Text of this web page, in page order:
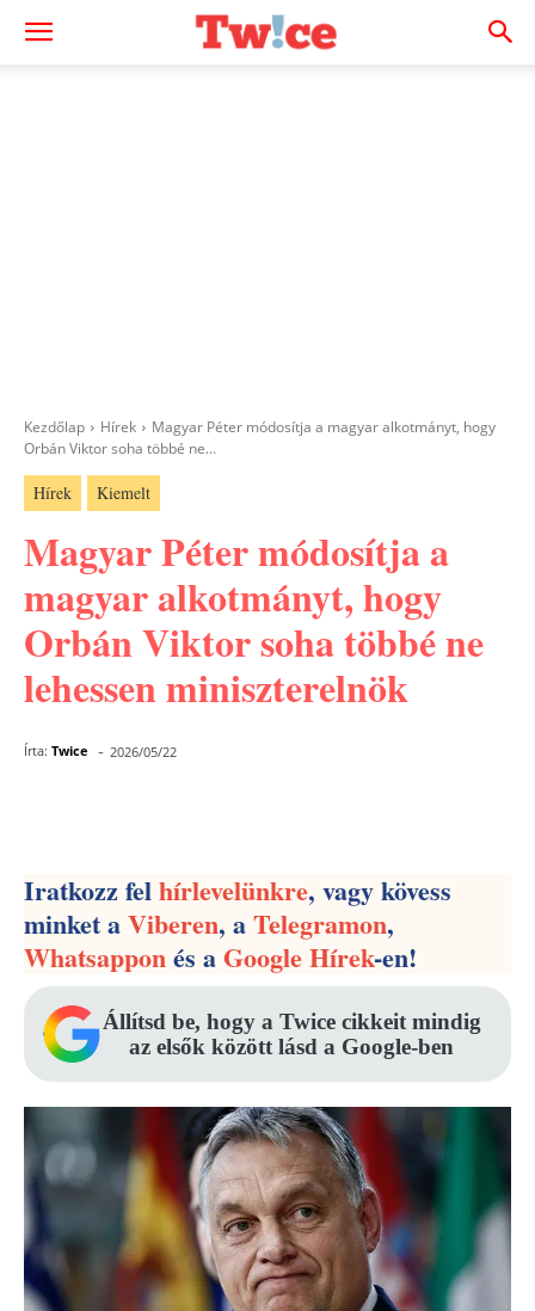
Kezdőlap Hírek
Magyar Péter módosítja a magyar alkotmányt, hogy
Orbán Viktor soha többé ne...
Hírek Kiemelt
Magyar Péter módosítja a
magyar alkotmányt, hogy
Orbán Viktor soha többé ne
lehessen miniszterelnök
Írta: Twice - 2026/05/22
Iratkozz felhírlevelünkre, vagy kövess
minket aViberen, aTelegramon,
Whatsapponés aGoogle Hírek-en!
Állítsd be, hogy a Twice cikkeit mindig
az elsők között lásd a Google-ben